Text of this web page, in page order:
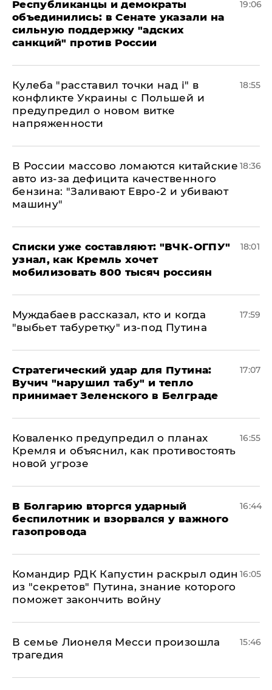
Республиканцы и демократы
объединились: в Сенате указали на
сильную поддержку "адских
санкций" против России
19:06
Кулеба "расставил точки над і" в
конфликте Украины с Польшей и
предупредил о новом витке
напряженности
18:55
В России массово ломаются китайские
авто из-за дефицита качественного
бензина: "Заливают Евро-2 и убивают
машину"
18:36
Списки уже составляют: "ВЧК-ОГПУ"
узнал, как Кремль хочет
мобилизовать 800 тысяч россиян
18:01
Муждабаев рассказал, кто и когда
"выбьет табуретку" из-под Путина
17:59
Стратегический удар для Путина:
Вучич "нарушил табу" и тепло
принимает Зеленского в Белграде
17:07
Коваленко предупредил о планах
Кремля и объяснил, как противостоять
новой угрозе
16:55
В Болгарию вторгся ударный
беспилотник и взорвался у важного
газопровода
16:44
Командир РДК Капустин раскрыл один
из "секретов" Путина, знание которого
поможет закончить войну
16:05
В семье Лионеля Месси произошла
трагедия
15:46